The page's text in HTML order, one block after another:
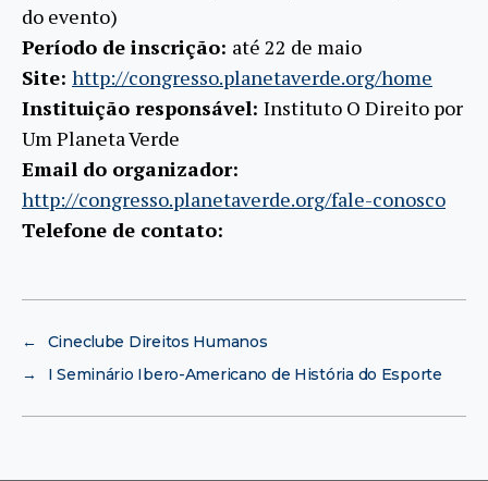
do evento)
Período de inscrição: até 22 de maio
Site: http://congresso.planetaverde.org/home
Instituição responsável: Instituto O Direito por
Um Planeta Verde
Email do organizador:
http://congresso.planetaverde.org/fale-conosco
Telefone de contato:
←
Cineclube Direitos Humanos
→
I Seminário Ibero-Americano de História do Esporte